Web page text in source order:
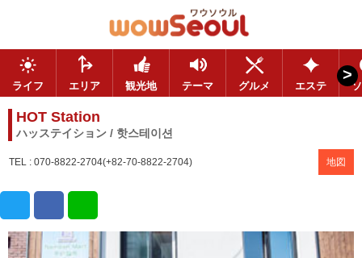
ライフ エリア 観光地 テーマ グルメ エステ
>
HOT Station
ハッステイション / 핫스테이션
TEL : 070-8822-2704(+82-70-8822-2704) 地図